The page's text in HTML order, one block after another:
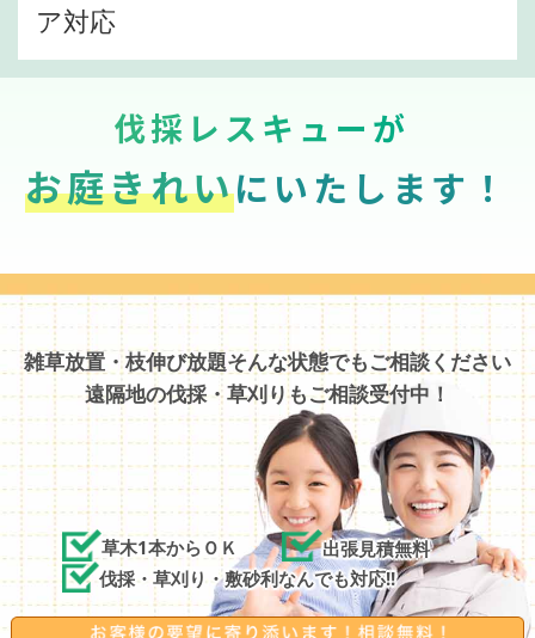
ア対応
伐採レスキューが
お庭きれいにいたします！
雑草放置・枝伸び放題そんな状態でもご相談ください
遠隔地の伐採・草刈りもご相談受付中！
草木1本からＯＫ
出張見積無料
伐採・草刈り・敷砂利なんでも対応!!